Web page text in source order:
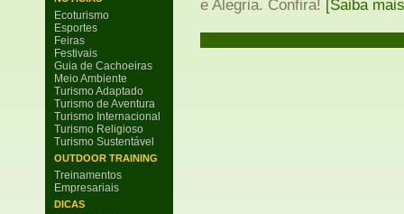
Ecoturismo
Esportes
Feiras
Festivais
Guia de Cachoeiras
Meio Ambiente
Turismo Adaptado
Turismo de Aventura
Turismo Internacional
Turismo Religioso
Turismo Sustentável
OUTDOOR TRAINING
Treinamentos
Empresariais
DICAS
e Alegria. Confira! [Saiba